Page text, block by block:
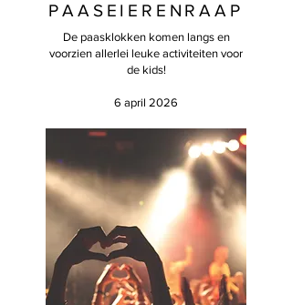
PAASEIERENRAAP
De paasklokken komen langs en
voorzien allerlei leuke activiteiten voor
de kids!
6 april 2026​